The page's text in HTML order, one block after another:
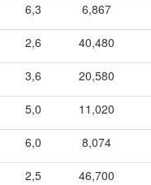
6,3 6,867
2,6 40,480
3,6 20,580
5,0 11,020
6,0 8,074
2,5 46,700